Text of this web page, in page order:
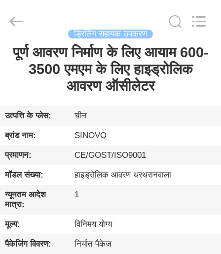
घर
वीआर
दिखाएँ
हमारे
बारे
में
कारखाना
भ्रमण
Sinovo
Heavy
Reserved.
ड्रिलिंग सहायक उपकरण
पूर्ण आवरण निर्माण के लिए आयाम 600-
3500 एमएम के लिए हाइड्रोलिक
आवरण ऑसीलेटर
उत्पत्ति के प्लेस: चीन
ब्रांड नाम: SINOVO
प्रमाणन: CE/GOST/ISO9001
मॉडल संख्या: हाइड्रोलिक आवरण थरथरानवाला
न्यूनतम आदेश
मात्रा:
1
मूल्य: विनिमय योग्य
पैकेजिंग विवरण: निर्यात पैकेज